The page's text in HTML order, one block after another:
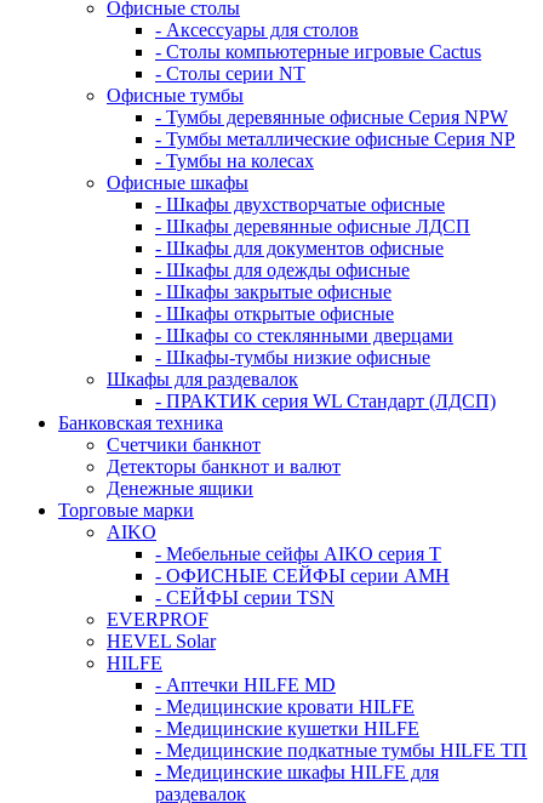
Офисные столы
- Аксессуары для столов
- Столы компьютерные игровые Cactus
- Столы серии NT
Офисные тумбы
- Тумбы деревянные офисные Серия NPW
- Тумбы металлические офисные Серия NP
- Тумбы на колесах
Офисные шкафы
- Шкафы двухстворчатые офисные
- Шкафы деревянные офисные ЛДСП
- Шкафы для документов офисные
- Шкафы для одежды офисные
- Шкафы закрытые офисные
- Шкафы открытые офисные
- Шкафы со стеклянными дверцами
- Шкафы-тумбы низкие офисные
Шкафы для раздевалок
- ПРАКТИК серия WL Стандарт (ЛДСП)
Банковская техника
Счетчики банкнот
Детекторы банкнот и валют
Денежные ящики
Торговые марки
AIKO
- Мебельные сейфы AIKO серия Т
- ОФИСНЫЕ СЕЙФЫ серии AMH
- СЕЙФЫ серии TSN
EVERPROF
HEVEL Solar
HILFE
- Аптечки HILFE MD
- Медицинские кровати HILFE
- Медицинские кушетки HILFE
- Медицинские подкатные тумбы HILFE ТП
- Медицинские шкафы HILFE для
раздевалок